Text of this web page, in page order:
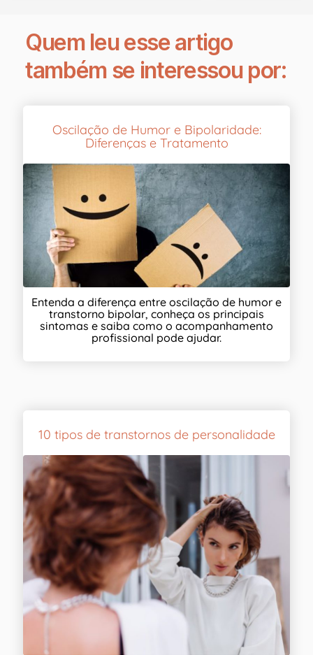
Quem leu esse artigo
também se interessou por:
Oscilação de Humor e Bipolaridade:
Diferenças e Tratamento
Entenda a diferença entre oscilação de humor e
transtorno bipolar, conheça os principais
sintomas e saiba como o acompanhamento
profissional pode ajudar.
10 tipos de transtornos de personalidade